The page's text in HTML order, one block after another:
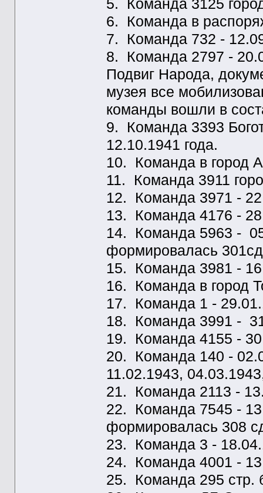
5. Команда 3125
6. Команда в
7. Команда 732 -
8. Команда 2797 -
Подвиг Народа,
музея все
команды вошли в
9. Команда 3393
12.10.1941 года.
10. Команда в город
11. Команда 3911
12. Команда 3971 -
13. Команда 4176 -
14. Команда 5963 -
формировалась
15. Команда 3981 -
16. Команда в город
17. Команда 1 -
18. Команда 3991 -
19. Команда 4155 -
20. Команда 140 -
11.02.1943,
21. Команда 2113 -
22. Команда 7545 -
формировалась 308
23. Команда 3 -
24. Команда 4001 -
25. Команда 295 стр.